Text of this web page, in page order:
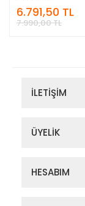
6.791,50 TL
7.990,00 TL
İLETİŞİM
ÜYELİK
HESABIM